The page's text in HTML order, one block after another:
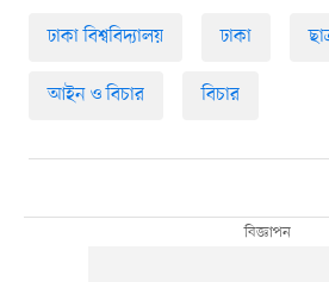
ঢাকা বিশ্ববিদ্যালয় ঢাকা
আইন ও বিচার বিচার